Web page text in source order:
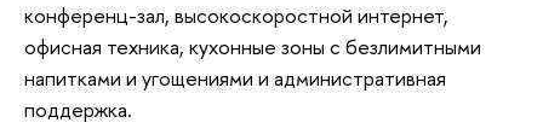
конференц-зал, высокоскоростной интернет,
офисная техника, кухонные зоны с безлимитными
напитками и угощениями и административная
поддержка.